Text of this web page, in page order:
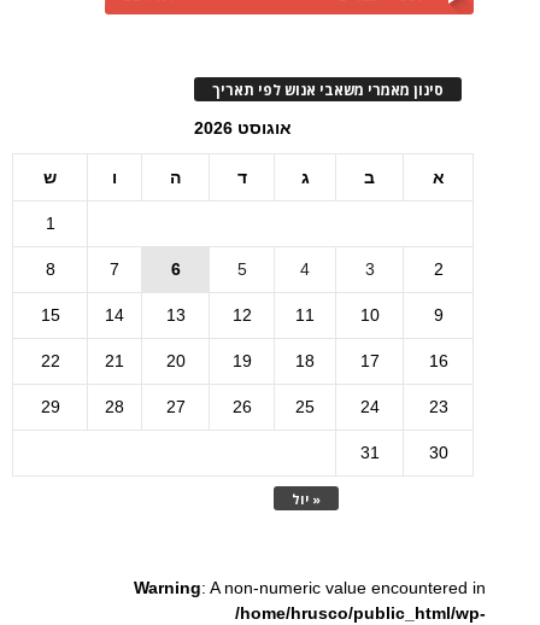
סינון מאמרי משאבי אנוש לפי תאריך
אוגוסט 2026
א ב ג ד ה ו ש
« יול
1
2
3
4
5
6
7
8
9
10
11
12
13
14
15
16
17
18
19
20
21
22
23
24
25
26
27
28
29
30
31
Warning: A non-numeric value encountered in
/home/hrusco/public_html/wp-